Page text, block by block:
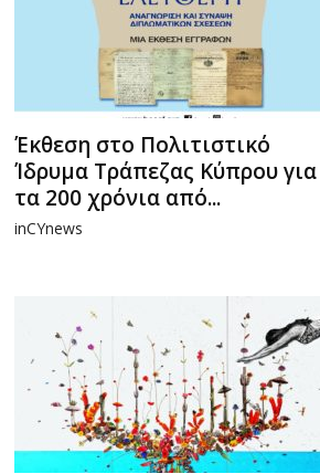
Έκθεση στο Πολιτιστικό
Ίδρυμα Τράπεζας Κύπρου για
τα 200 χρόνια από...
inCYnews